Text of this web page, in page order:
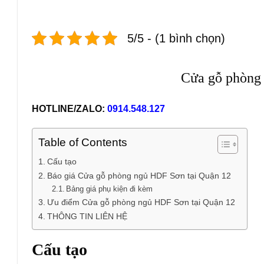
5/5 - (1 bình chọn)
Cửa gỗ
HOTLINE/ZALO: 0914.548.127
Table of Contents
Cấu tạo
Báo giá Cửa gỗ phòng ngủ HDF Sơn tại Quận 12
Bảng giá phụ kiện đi kèm
Ưu điểm Cửa gỗ phòng ngủ HDF Sơn tại Quận 12
THÔNG TIN LIÊN HỆ
Cấu tạo